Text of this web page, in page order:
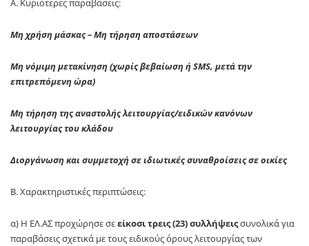
Α. Κυριότερες παραβάσεις:
Μη χρήση μάσκας – Μη τήρηση αποστάσεων
Μη νόμιμη μετακίνηση (χωρίς βεβαίωση ή SMS, μετά την
επιτρεπόμενη ώρα)
Μη τήρηση της αναστολής λειτουργίας/ειδικών κανόνων
λειτουργίας του κλάδου
Διοργάνωση και συμμετοχή σε ιδιωτικές συναθροίσεις σε οικίες
Β. Χαρακτηριστικές περιπτώσεις:
α) Η ΕΛ.ΑΣ προχώρησε σεείκοσι τρεις (23) συλλήψειςσυνολικά για
παραβάσεις σχετικά με τους ειδικούς όρους λειτουργίας των